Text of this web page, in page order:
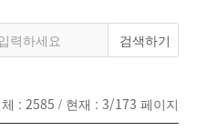
: 2585 / 현재 : 3/173 페이지